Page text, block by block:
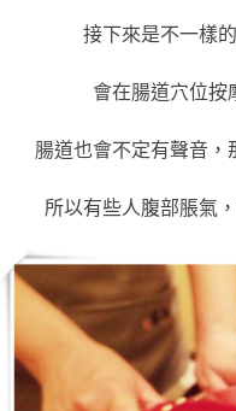
接下來是不一樣
會在腸道穴位按
腸道也會不定有聲音，
所以有些人腹部脹氣